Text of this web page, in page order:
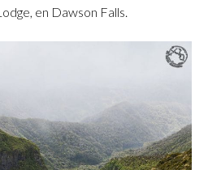
en Dawson Falls.